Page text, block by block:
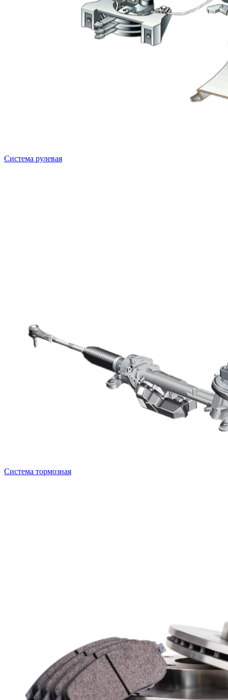
Система рулевая
Система тормозная